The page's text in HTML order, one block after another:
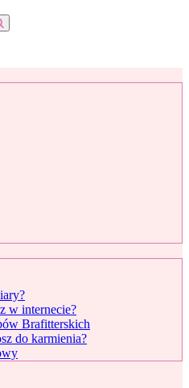
w internecie?
Brafitterskich
do karmienia?